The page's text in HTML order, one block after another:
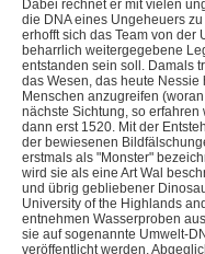
Dabei rechnet er mit vielen
die DNA eines Ungeheuers
erhofft sich das Team von der
beharrlich weitergegebene
entstanden sein soll. Damals
das Wesen, das heute
Menschen anzugreifen
nächste Sichtung, so
dann erst 1520. Mit der
der bewiesenen
erstmals als "Monster"
wird sie als eine Art Wal
und übrig gebliebener
University of the Highlands
entnehmen Wasserproben
sie auf sogenannte Umwelt-
veröffentlicht werden.